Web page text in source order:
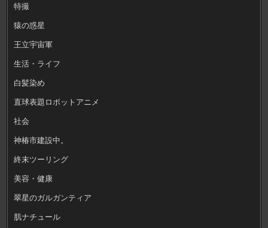
特撮
猿の惑星
王立宇宙軍
生活・ライフ
白髪染め
直球表題ロボットアニメ
社会
神椿市建設中。
終末ツーリング
美容・健康
翠星のガルガンティア
肌ナチュール